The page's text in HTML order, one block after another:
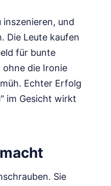
und
Die Leute kaufen
für bunte
ohne die Ironie
Echter Erfolg
im Gesicht wirkt
Sie